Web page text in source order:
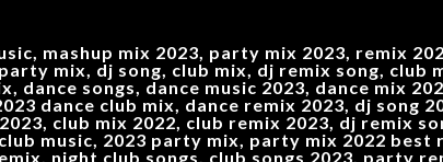
mashup mix 2023, party mix 2023, remix
mix, dj song, club mix, dj remix song, club
dance songs, dance music 2023, dance mix
dance club mix, dance remix 2023, dj song
club mix 2022, club remix 2023, dj remix
music, 2023 party mix, party mix 2022 best
night club songs, club songs 2023, party